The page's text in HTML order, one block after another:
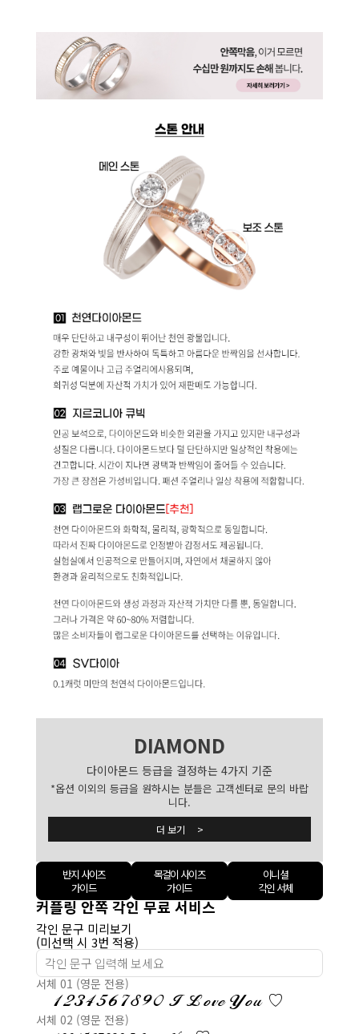
DIAMOND
다이아몬드 등급을 결정하는 4가지 기준
*옵션 이외의 등급을 원하시는 분들은 고객센터로 문의 바랍
니다.
더 보기 >
반지 사이즈
가이드
목걸이 사이즈
가이드
이니셜
각인 서체
커플링 안쪽 각인 무료 서비스
각인 문구 미리보기
(미선택 시 3번 적용)
서체 01 (영문 전용)
1234567890 I Love You ♡
서체 02 (영문 전용)